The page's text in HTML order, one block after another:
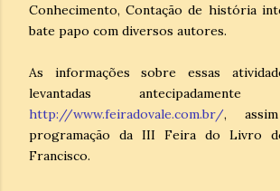
Conhecimento, Contação de história
bate papo com diversos autores.
As informações sobre essas
levantadas
http://www.feiradovale.com.br/,
programação da III Feira do Livro
Francisco.